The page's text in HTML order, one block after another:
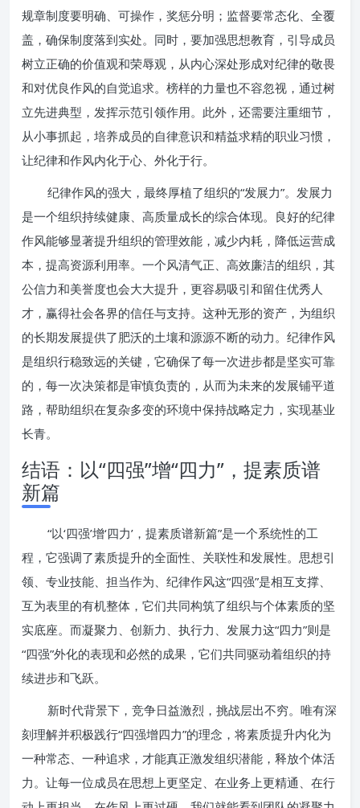
规章制度要明确、可操作，奖惩分明；监督要常态化、全覆
盖，确保制度落到实处。同时，要加强思想教育，引导成员
树立正确的价值观和荣辱观，从内心深处形成对纪律的敬畏
和对优良作风的自觉追求。榜样的力量也不容忽视，通过树
立先进典型，发挥示范引领作用。此外，还需要注重细节，
从小事抓起，培养成员的自律意识和精益求精的职业习惯，
让纪律和作风内化于心、外化于行。
纪律作风的强大，最终厚植了组织的“发展力”。发展力
是一个组织持续健康、高质量成长的综合体现。良好的纪律
作风能够显著提升组织的管理效能，减少内耗，降低运营成
本，提高资源利用率。一个风清气正、高效廉洁的组织，其
公信力和美誉度也会大大提升，更容易吸引和留住优秀人
才，赢得社会各界的信任与支持。这种无形的资产，为组织
的长期发展提供了肥沃的土壤和源源不断的动力。纪律作风
是组织行稳致远的关键，它确保了每一次进步都是坚实可靠
的，每一次决策都是审慎负责的，从而为未来的发展铺平道
路，帮助组织在复杂多变的环境中保持战略定力，实现基业
长青。
结语：以“四强”增“四力”，提素质谱
新篇
“以‘四强’增‘四力’，提素质谱新篇”是一个系统性的工
程，它强调了素质提升的全面性、关联性和发展性。思想引
领、专业技能、担当作为、纪律作风这“四强”是相互支撑、
互为表里的有机整体，它们共同构筑了组织与个体素质的坚
实底座。而凝聚力、创新力、执行力、发展力这“四力”则是
“四强”外化的表现和必然的成果，它们共同驱动着组织的持
续进步和飞跃。
新时代背景下，竞争日益激烈，挑战层出不穷。唯有深
刻理解并积极践行“四强增四力”的理念，将素质提升内化为
一种常态、一种追求，才能真正激发组织潜能，释放个体活
力。让每一位成员在思想上更坚定、在业务上更精通、在行